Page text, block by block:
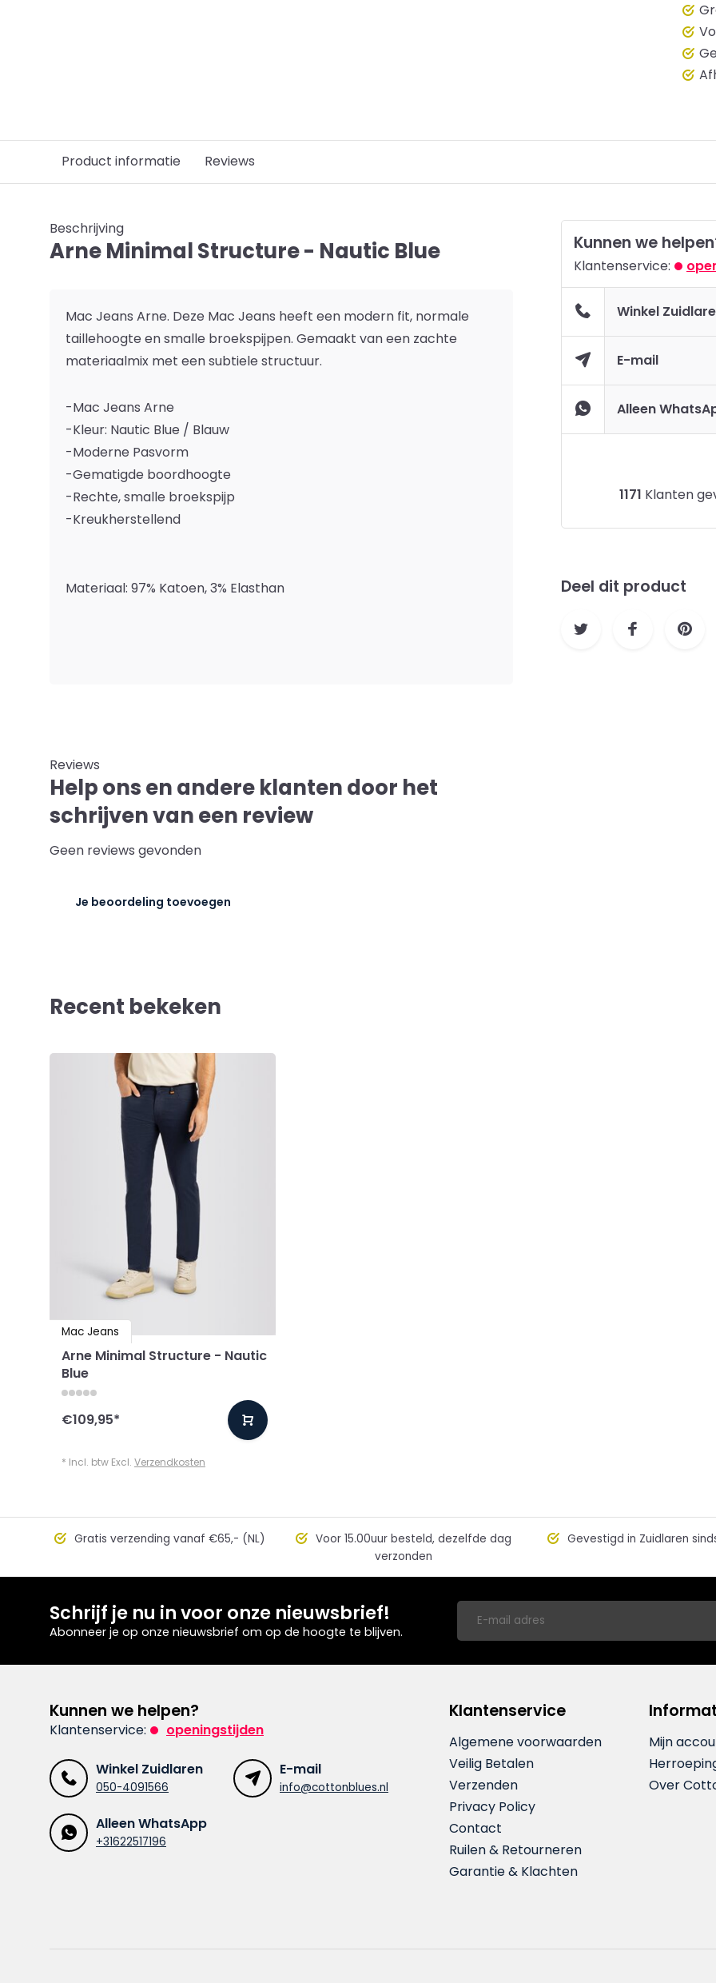
Product informatie Reviews
Beschrijving
Arne Minimal Structure - Nautic Blue
Mac Jeans Arne. Deze Mac Jeans heeft een modern fit, normale
taillehoogte en smalle broekspijpen. Gemaakt van een zachte
materiaalmix met een subtiele structuur.
-Mac Jeans Arne
-Kleur: Nautic Blue / Blauw
-Moderne Pasvorm
-Gematigde boordhoogte
-Rechte, smalle broekspijp
-Kreukherstellend
Materiaal: 97% Katoen, 3% Elasthan
Kunnen we
Klantenservice:
Winkel
E-mail
Alleen
1171 Klanten
Deel dit product
Reviews
Help ons en andere klanten door het
schrijven van een review
Geen reviews gevonden
Je beoordeling toevoegen
Recent bekeken
Mac Jeans
Arne Minimal Structure - Nautic
Blue
€109,95*
* Incl. btw Excl. Verzendkosten
Gratis verzending vanaf €65,- (NL)
Voor 15.00uur besteld, dezelfde dag
verzonden
Gevestigd in Zuidlaren
Schrijf je nu in voor onze nieuwsbrief!
Abonneer je op onze nieuwsbrief om op de hoogte te blijven.
Kunnen we helpen?
Klantenservice: openingstijden
Winkel Zuidlaren
050-4091566
E-mail
info@cottonblues.nl
Alleen WhatsApp
+31622517196
Klantenservice
Algemene voorwaarden
Veilig Betalen
Verzenden
Privacy Policy
Contact
Ruilen & Retourneren
Garantie & Klachten
Mijn
Over